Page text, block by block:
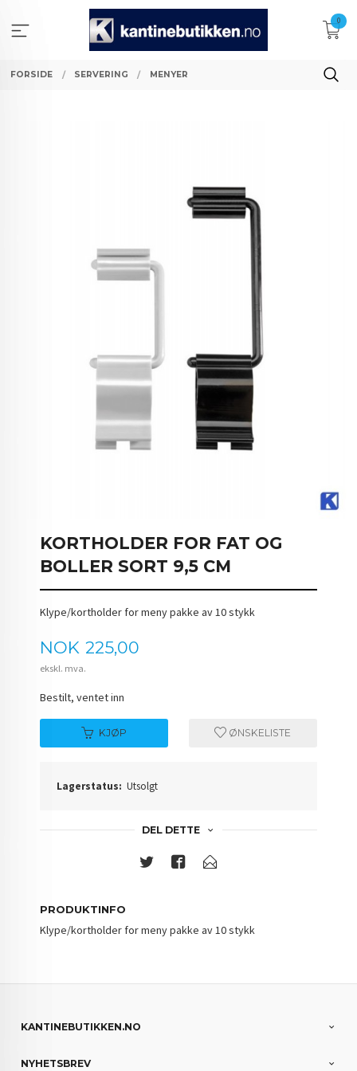
innholdet
0
FORSIDE SERVERING MENYER
KORTHOLDER FOR FAT OG
BOLLER SORT 9,5 CM
Klype/kortholder for meny pakke av 10 stykk
Pris
NOK 225,00
ekskl. mva.
Bestilt, ventet inn
KJØP ØNSKELISTE
Lagerstatus: Utsolgt
DEL DETTE
PRODUKTINFO
Klype/kortholder for meny pakke av 10 stykk
KANTINEBUTIKKEN.NO
NYHETSBREV